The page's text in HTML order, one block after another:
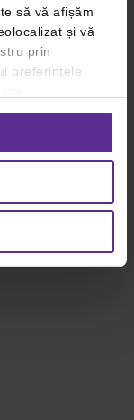
să vă afișăm
și vă
prin
preferințele
către